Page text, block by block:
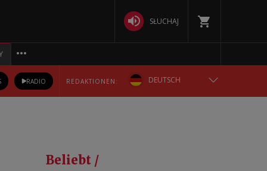
SŁUCHAJ
RADIO REDAKTIONEN: DEUTSCH
Beliebt /